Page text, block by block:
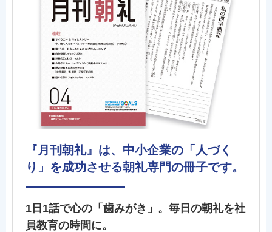
『月刊朝礼』は、中小企業の「人づく
り」を成功させる朝礼専門の冊子です。
1日1話で心の「歯みがき」。毎日の朝礼を社
員教育の時間に。